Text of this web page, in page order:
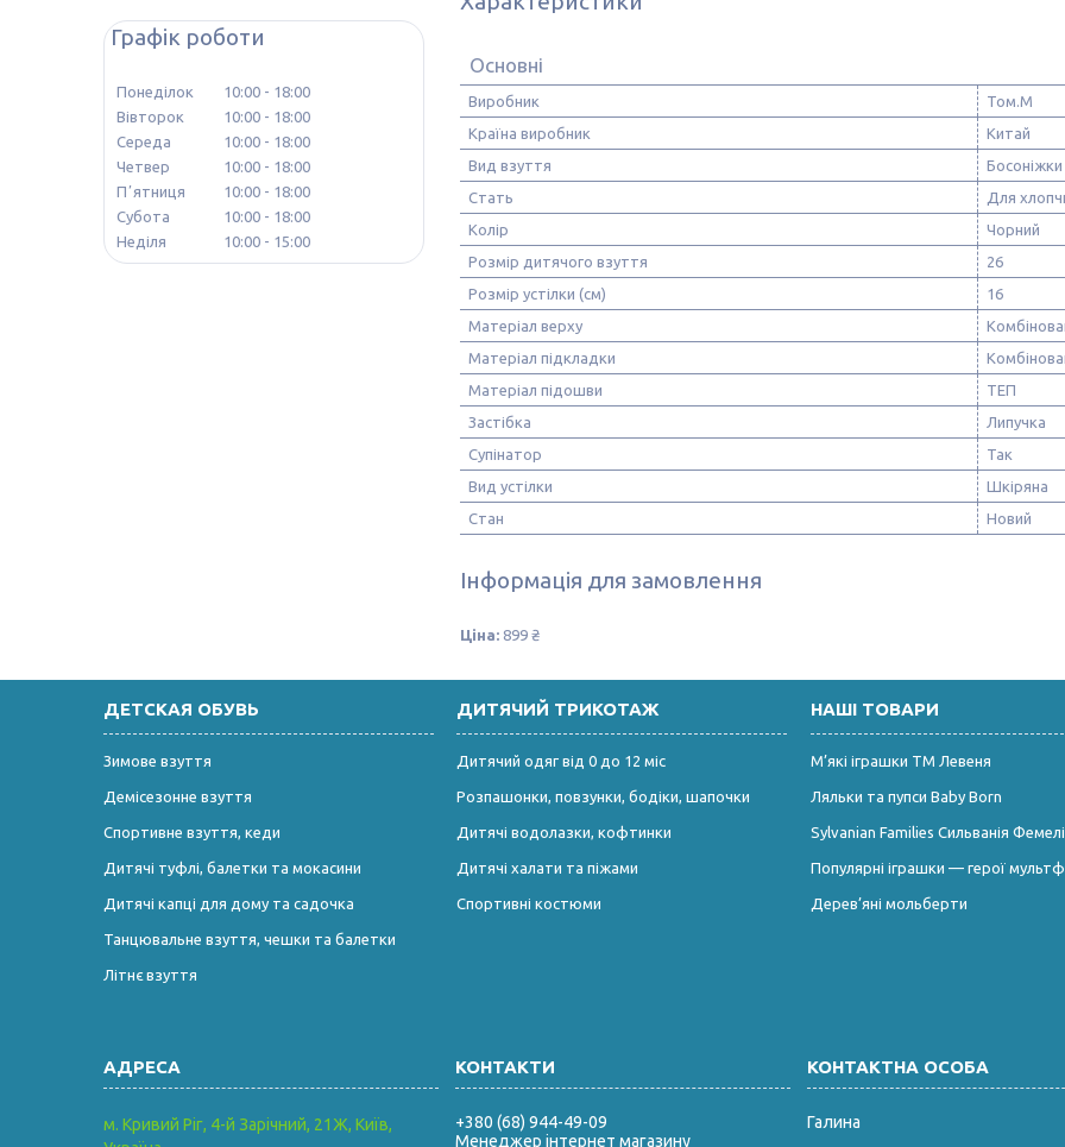
Основні
Виробник
Том.М
Країна виробник
Китай
Вид взуття
Босоніжки
Стать
Для
Колір
Чорний
Розмір дитячого взуття
26
Розмір устілки (см)
16
Матеріал верху
Матеріал підкладки
Матеріал підошви
ТЕП
Застібка
Липучка
Супінатор
Так
Вид устілки
Шкіряна
Стан
Новий
Інформація для замовлення
Ціна: 899 ₴
Графік роботи
Понеділок 10:00
18:00
Вівторок
10:00
18:00
Середа
10:00
18:00
Четвер
10:00
18:00
Пʼятниця
10:00
18:00
Субота
10:00
18:00
Неділя
10:00 15:00
ДЕТСКАЯ ОБУВЬ
Зимове взуття
Демісезонне взуття
Спортивне взуття, кеди
Дитячі туфлі, балетки та мокасини
Дитячі капці для дому та садочка
Танцювальне взуття, чешки та балетки
Літнє взуття
ДИТЯЧИЙ ТРИКОТАЖ
Дитячий одяг від 0 до 12 міс
Розпашонки, повзунки, бодіки, шапочки
Дитячі водолазки, кофтинки
Дитячі халати та піжами
Спортивні костюми
НАШІ ТОВАРИ
М’які іграшки ТМ Левеня
Ляльки та пупси Baby Born
Sylvanian Families Сильванія Фемелі
Популярні іграшки — герої
Дерев’яні мольберти
м. Кривий Ріг, 4-й Зарічний, 21Ж, Київ,
+380 (68) 944-49-09
Менеджер інтернет магазину
Галина